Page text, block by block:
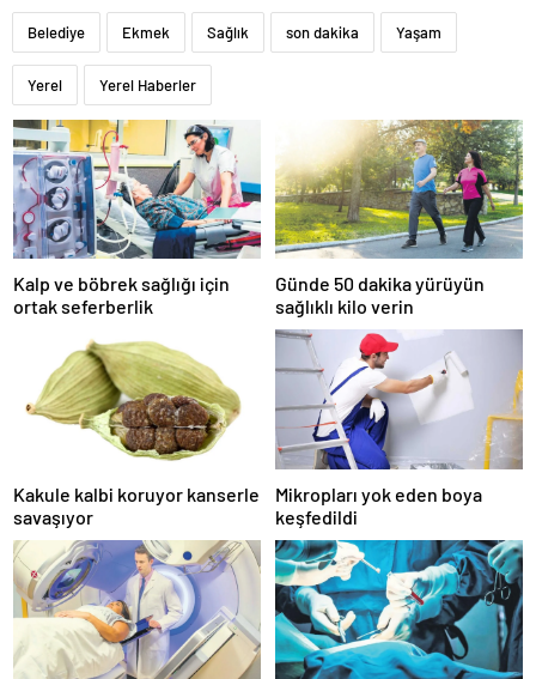
Belediye Ekmek Sağlık son dakika Yaşam
Yerel Yerel Haberler
Kalp ve böbrek sağlığı için
ortak seferberlik
Günde 50 dakika yürüyün
sağlıklı kilo verin
Kakule kalbi koruyor kanserle
savaşıyor
Mikropları yok eden boya
keşfedildi